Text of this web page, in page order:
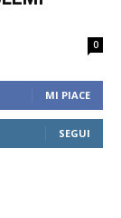
0
MI PIACE
SEGUI